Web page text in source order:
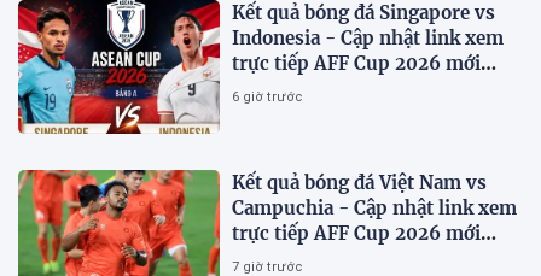
Kết quả bóng đá Singapore vs
Indonesia - Cập nhật link xem
trực tiếp AFF Cup 2026 mới
nhất.
6 giờ trước
Kết quả bóng đá Việt Nam vs
Campuchia - Cập nhật link xem
trực tiếp AFF Cup 2026 mới
nhất
7 giờ trước